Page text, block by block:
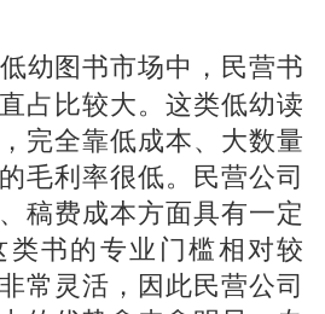
幼图书市场中，民营书
占比较大。这类低幼读
完全靠低成本、大数量
毛利率很低。民营公司
稿费成本方面具有一定
书的专业门槛相对较
常灵活，因此民营公司